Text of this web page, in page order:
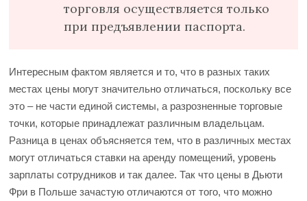
торговля осуществляется только
при предъявлении паспорта.
Интересным фактом является и то, что в разных таких
местах цены могут значительно отличаться, поскольку все
это – не части единой системы, а разрозненные торговые
точки, которые принадлежат различным владельцам.
Разница в ценах объясняется тем, что в различных местах
могут отличаться ставки на аренду помещений, уровень
зарплаты сотрудников и так далее. Так что цены в Дьюти
Фри в Польше зачастую отличаются от того, что можно